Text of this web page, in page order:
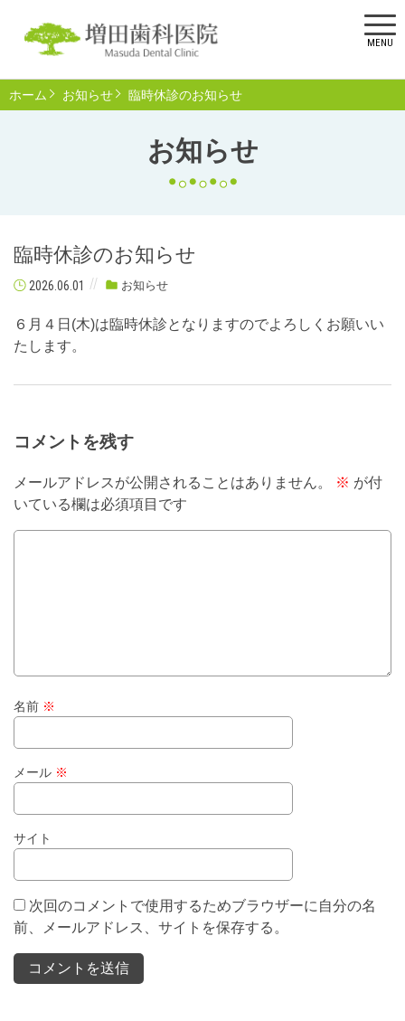
MENU
お知らせ
ホーム お知らせ 臨時休診のお知らせ
臨時休診のお知らせ
2026.06.01 お知らせ
６月４日(木)は臨時休診となりますのでよろしくお願いい
たします。
コメントを残す
メールアドレスが公開されることはありません。 ※ が付
いている欄は必須項目です
名前 ※
メール ※
サイト
次回のコメントで使用するためブラウザーに自分の名
前、メールアドレス、サイトを保存する。